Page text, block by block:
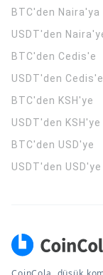
BTC'den Naira'ya
USDT'den
BTC'den Cedis'e
USDT'den Cedis'e
BTC'den KSH'ye
USDT'den KSH'ye
BTC'den USD'ye
USDT'den USD'ye